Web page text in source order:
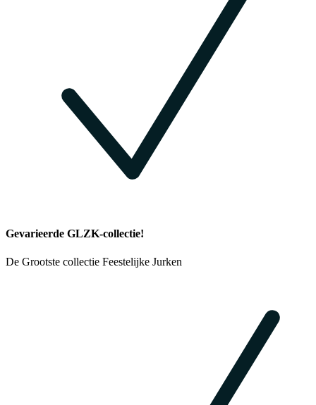
Gevarieerde GLZK-collectie!
De Grootste collectie Feestelijke Jurken